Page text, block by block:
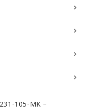
105-MK –